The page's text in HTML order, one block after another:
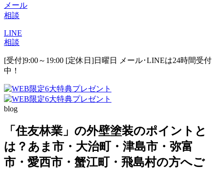
メール
相談
LINE
相談
[受付]9:00～19:00 [定休日]日曜日
メール･LINEは24時間受付
中！
blog
「住友林業」の外壁塗装のポイントと
は？あま市・大治町・津島市・弥富
市・愛西市・蟹江町・飛島村の方へご